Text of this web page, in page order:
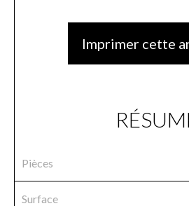
Imprimer cette
Pièces
Surface